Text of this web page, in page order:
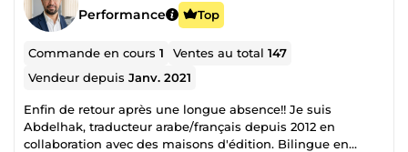
Performance Top
Commande en cours1 Ventes au total147
Vendeur depuisJanv. 2021
Enfin de retour après une longue absence!! Je suis
Abdelhak, traducteur arabe/français depuis 2012 en
collaboration avec des maisons d'édition. Bilingue en